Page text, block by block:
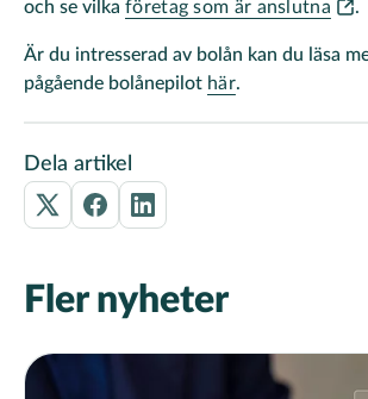
och se vilka företag som är anslutna .
Är du intresserad av bolån kan du läsa
pågående bolånepilot här.
Dela artikel
Fler nyheter